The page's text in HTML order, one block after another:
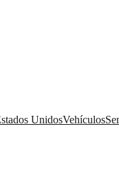
UnidosVehículos